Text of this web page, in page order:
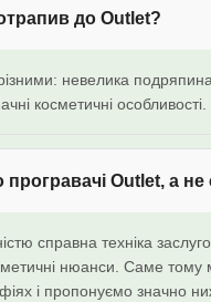
до Outlet?
невелика
косметичні особливості.
Outlet, а не
справна техніка
нюанси. Саме тому
і пропонуємо значно